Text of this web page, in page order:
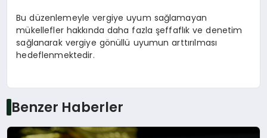
Bu düzenlemeyle vergiye uyum sağlamayan
mükellefler hakkında daha fazla şeffaflık ve denetim
sağlanarak vergiye gönüllü uyumun arttırılması
hedeflenmektedir.
Benzer Haberler